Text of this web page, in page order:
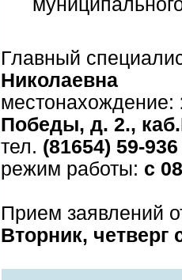
Главный
Николаевна
местонахождение:
Победы, д. 2.,
тел. (81654) 59-936
режим работы: с
Прием заявлений
Вторник, четверг